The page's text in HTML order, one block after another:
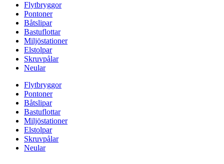
Flytbryggor
Pontoner
Båtslipar
Bastuflottar
Miljöstationer
Elstolpar
Skruvpålar
Neular
Flytbryggor
Pontoner
Båtslipar
Bastuflottar
Miljöstationer
Elstolpar
Skruvpålar
Neular